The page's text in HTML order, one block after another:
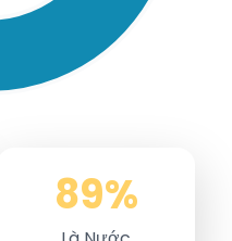
89%